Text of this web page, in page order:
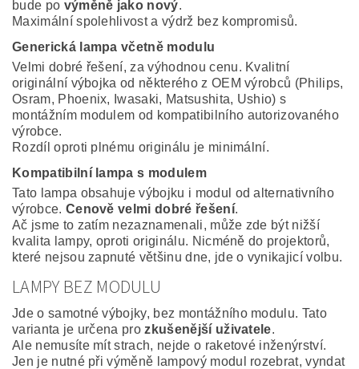
bude po výměně jako nový.
Maximální spolehlivost a výdrž bez kompromisů.
Generická lampa včetně modulu
Velmi dobré řešení, za výhodnou cenu. Kvalitní
originální výbojka od některého z OEM výrobců (Philips,
Osram, Phoenix, Iwasaki, Matsushita, Ushio) s
montážním modulem od kompatibilního autorizovaného
výrobce.
Rozdíl oproti plnému originálu je minimální.
Kompatibilní lampa s modulem
Tato lampa obsahuje výbojku i modul od alternativního
výrobce. Cenově velmi dobré řešení.
Ač jsme to zatím nezaznamenali, může zde být nižší
kvalita lampy, oproti originálu. Nicméně do projektorů,
které nejsou zapnuté většinu dne, jde o vynikajicí volbu.
LAMPY BEZ MODULU
Jde o samotné výbojky, bez montážního modulu. Tato
varianta je určena prozkušenější uživatele.
Ale nemusíte mít strach, nejde o raketové inženýrství.
Jen je nutné při výměně lampový modul rozebrat, vyndat